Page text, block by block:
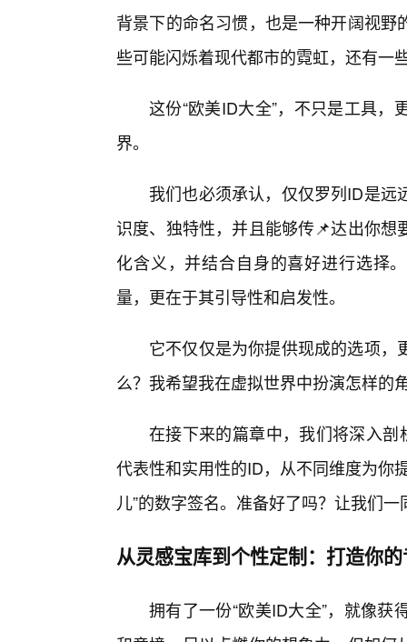
背景下的命名习惯，也是一种开阔视
些可能闪烁着现代都市的霓虹，还有一
这份“欧美ID大全”，不只是工具
界。
我们也必须承认，仅仅罗列ID是
识度、独特性，并且能够传📌达出你
化含义，并结合自身的喜好进行选择
量，更在于其引导性和启发性。
它不仅仅是为你提供现成的选项
么？我希望我在虚拟世界中扮演怎样的
在接下来的篇章中，我们将深入剖
代表性和实用性的ID，从不同维度为你
儿”的数字签名。准备好了吗？让我们
从灵感宝库到个性定制：打造你
拥有了一份“欧美ID大全”，就像